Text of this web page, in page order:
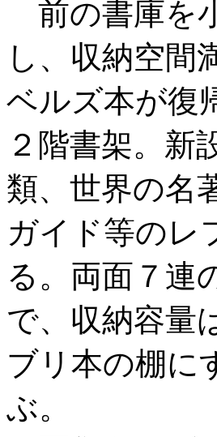
前の書庫を
し、収納空間
ベルズ本が復
２階書架。新
類、世界の名
ガイド等のレ
る。両面７連
で、収納容量
ブリ本の棚に
ぶ。